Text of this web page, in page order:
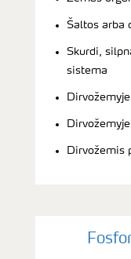
Šaltos arba
Skurdi,
sistema
Dirvožemis